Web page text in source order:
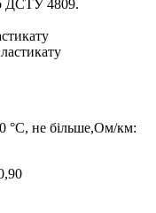
ДСТУ 4809.
°C, не більше,Ом/км: